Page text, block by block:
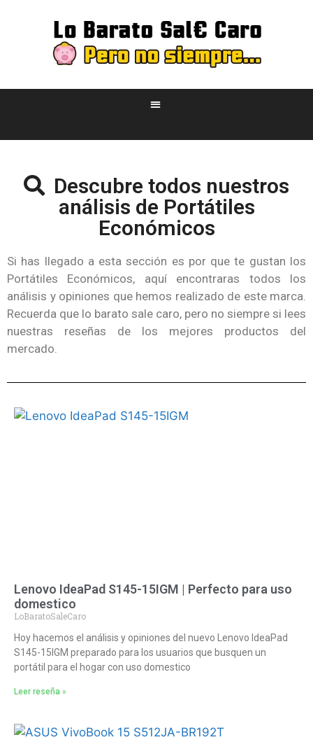
Descubre todos nuestros
análisis de Portátiles
Económicos
Si has llegado a esta sección es por que te gustan los
Portátiles Económicos, aquí encontraras todos los
análisis y opiniones que hemos realizado de este marca.
Recuerda que lo barato sale caro, pero no siempre si lees
nuestras reseñas de los mejores productos del
mercado.
Lenovo IdeaPad S145-15IGM | Perfecto para uso
domestico
LoBaratoSaleCaro
Hoy hacemos el análisis y opiniones del nuevo Lenovo IdeaPad
S145-15IGM preparado para los usuarios que busquen un
portátil para el hogar con uso domestico
Leer reseña »